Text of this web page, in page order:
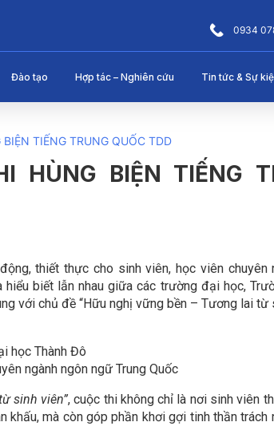
0934
Đào tạo Hợp tác – Nghiên cứu Tin tức & Sự
TIẾNG TRUNG QUỐC TDD
HÙNG BIỆN TIẾNG
thiết thực cho sinh viên, học viên chuyên
biết lẫn nhau giữa các trường đại học,
với chủ đề “Hữu nghị vững bền – Tương lai từ
học Thành Đô
ngành ngôn ngữ Trung Quốc
sinh viên”, cuộc thi không chỉ là nơi sinh viên
khấu, mà còn góp phần khơi gợi tinh thần trách